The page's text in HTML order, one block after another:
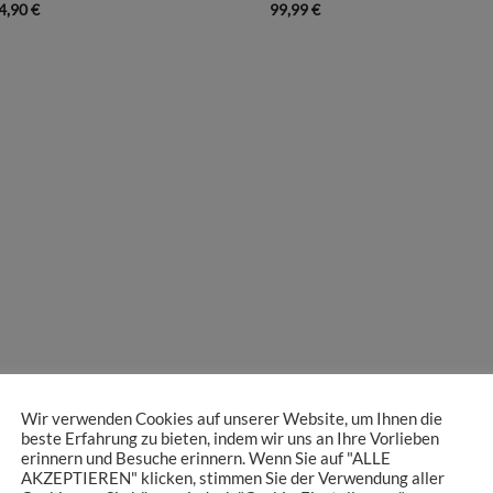
€
99,99€
Wir verwenden Cookies auf unserer Website, um Ihnen die
beste Erfahrung zu bieten, indem wir uns an Ihre Vorlieben
erinnern und Besuche erinnern. Wenn Sie auf "ALLE
AKZEPTIEREN" klicken, stimmen Sie der Verwendung aller